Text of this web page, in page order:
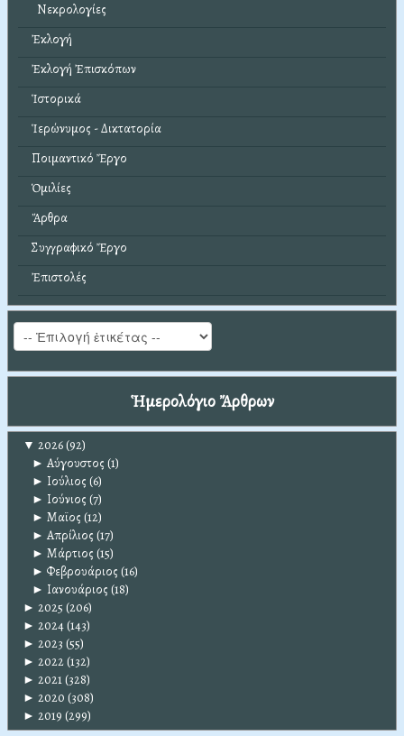
Νεκρολογίες
Ἐκλογή
Ἐκλογή Ἐπισκόπων
Ἱστορικά
Ἱερώνυμος - Δικτατορία
Ποιμαντικό Ἔργο
Ὁμιλίες
Ἄρθρα
Συγγραφικό Ἔργο
Ἐπιστολές
Ἡμερολόγιο Ἄρθρων
▼ 2026(92)
► Αύγουστος (1)
► Ιούλιος (6)
► Ιούνιος (7)
► Μαϊος (12)
► Απρίλιος (17)
► Μάρτιος (15)
► Φεβρουάριος (16)
► Ιανουάριος (18)
► 2025 (206)
► 2024(143)
► 2023 (55)
► 2022(132)
► 2021(328)
► 2020 (308)
► 2019 (299)